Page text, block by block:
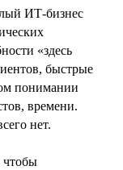
ИТ‑бизнес
«здесь
быстрые
понимании
времени.
нет.
чтобы